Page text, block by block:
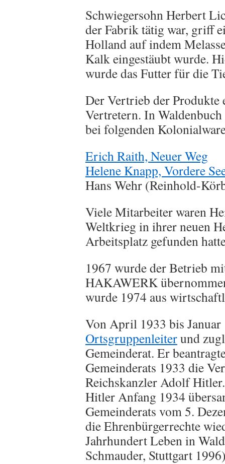
Schwiegersohn Herbert
der Fabrik tätig war, griff
Holland auf indem
Kalk eingestäubt wurde.
wurde das Futter für die
Der Vertrieb der
Vertretern. In
bei folgenden
Erich Raith, Neuer Weg
Helene Knapp, Vordere
Hans Wehr (Reinhold-
Viele Mitarbeiter waren
Weltkrieg in ihrer neuen
Arbeitsplatz gefunden
1967 wurde der Betrieb
HAKAWERK
wurde 1974 aus
Von April 1933 bis
Ortsgruppenleiterund
Gemeinderat. Er
Gemeinderats 1933 die
Reichskanzler Adolf
Hitler Anfang 1934
Gemeinderats vom 5.
die Ehrenbürgerrechte
Jahrhundert Leben in
Schmauder, Stuttgart